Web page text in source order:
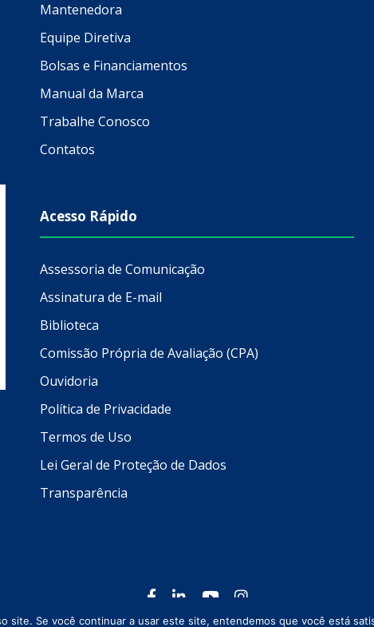
Mantenedora
Equipe Diretiva
Bolsas e Financiamentos
Manual da Marca
Trabalhe Conosco
Contatos
Acesso Rápido
Assessoria de Comunicação
Assinatura de E-mail
Biblioteca
Comissão Própria de Avaliação (CPA)
Ouvidoria
Política de Privacidade
Termos de Uso
Lei Geral de Proteção de Dados
Transparência
Todos os direitos reservados © 2026 Setrem
site. Se você continuar a usar este site, entendemos que você está